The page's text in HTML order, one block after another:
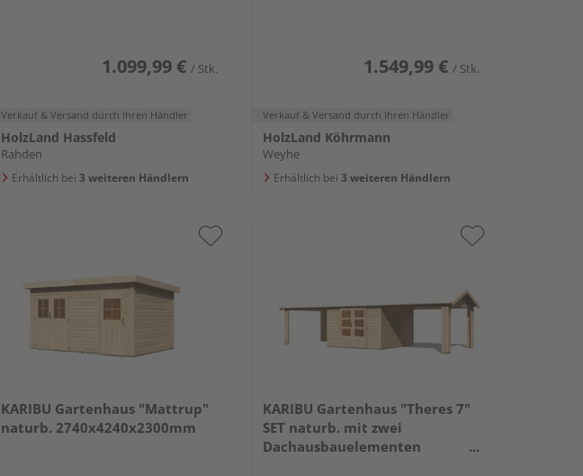
1.099,99 € / Stk.
Verkauf & Versand durch Ihren Händler
HolzLand Hassfeld
Rahden
Erhältlich bei 3 weiteren Händlern
1.549,99 € / Stk.
Verkauf & Versand durch Ihren Händler
HolzLand Köhrmann
Weyhe
Erhältlich bei 3 weiteren Händlern
KARIBU Gartenhaus "Mattrup"
naturb. 2740x4240x2300mm
KARIBU Gartenhaus "Theres 7"
SET naturb. mit zwei
Dachausbauelementen